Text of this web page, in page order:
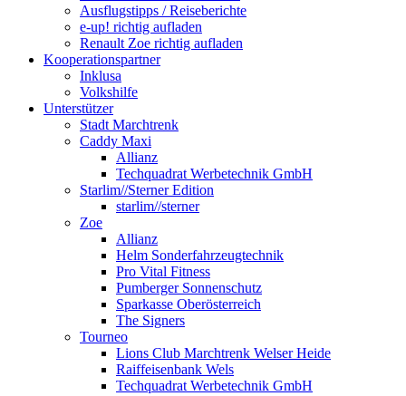
Ausflugstipps / Reiseberichte
e-up! richtig aufladen
Renault Zoe richtig aufladen
Kooperationspartner
Inklusa
Volkshilfe
Unterstützer
Stadt Marchtrenk
Caddy Maxi
Allianz
Techquadrat Werbetechnik GmbH
Starlim//Sterner Edition
starlim//sterner
Zoe
Allianz
Helm Sonderfahrzeugtechnik
Pro Vital Fitness
Pumberger Sonnenschutz
Sparkasse Oberösterreich
The Signers
Tourneo
Lions Club Marchtrenk Welser Heide
Raiffeisenbank Wels
Techquadrat Werbetechnik GmbH